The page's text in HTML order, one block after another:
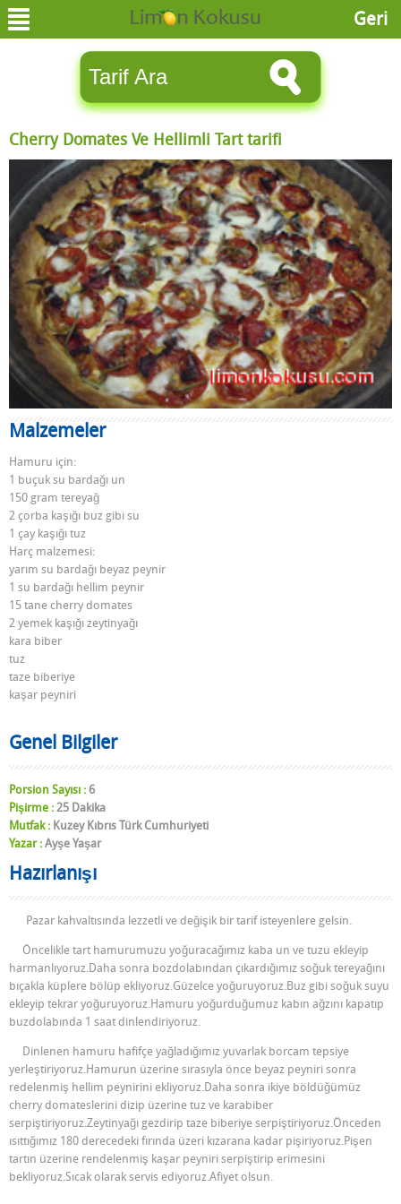
Geri
Cherry Domates Ve Hellimli Tart tarifi
Malzemeler
Hamuru için:
1 buçuk su bardağı un
150 gram tereyağ
2 çorba kaşığı buz gibi su
1 çay kaşığı tuz
Harç malzemesi:
yarım su bardağı beyaz peynir
1 su bardağı hellim peynir
15 tane cherry domates
2 yemek kaşığı zeytinyağı
kara biber
tuz
taze biberiye
kaşar peyniri
Genel Bilgiler
Porsion Sayısı : 6
Pişirme : 25 Dakika
Mutfak : Kuzey Kıbrıs Türk Cumhuriyeti
Yazar : Ayşe Yaşar
Hazırlanışı
Pazar kahvaltısında lezzetli ve değişik bir tarif isteyenlere gelsin.
Öncelikle tart hamurumuzu yoğuracağımız kaba un ve tuzu ekleyip
harmanlıyoruz.Daha sonra bozdolabından çıkardığımız soğuk tereyağını
bıçakla küplere bölüp ekliyoruz.Güzelce yoğuruyoruz.Buz gibi soğuk suyu
ekleyip tekrar yoğuruyoruz.Hamuru yoğurduğumuz kabın ağzını kapatıp
buzdolabında 1 saat dinlendiriyoruz.
Dinlenen hamuru hafifçe yağladığımız yuvarlak borcam tepsiye
yerleştiriyoruz.Hamurun üzerine sırasıyla önce beyaz peyniri sonra
redelenmiş hellim peynirini ekliyoruz.Daha sonra ikiye böldüğümüz
cherry domateslerini dizip üzerine tuz ve karabiber
serpiştiriyoruz.Zeytinyağı gezdirip taze biberiye serpiştiriyoruz.Önceden
ısıttığımız 180 derecedeki fırında üzeri kızarana kadar pişiriyoruz.Pişen
tartın üzerine rendelenmiş kaşar peyniri serpiştirip erimesini
bekliyoruz.Sıcak olarak servis ediyoruz.Afiyet olsun.